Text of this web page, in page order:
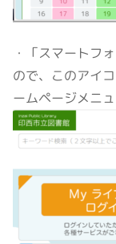
・「スマートフ
ので、このアイ
ームページメニ